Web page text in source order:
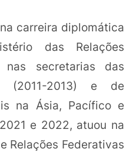
carreira diplomática
das Relações
nas secretarias das
(2011-2013) e de
na Ásia, Pacífico e
e 2022, atuou na
Relações Federativas